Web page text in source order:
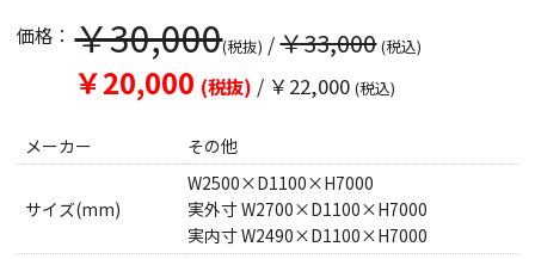
価格： ￥30,000(税抜) /￥33,000 (税込)
￥20,000 (税抜) / ￥22,000 (税込)
メーカー その他
サイズ(mm)
W2500×D1100×H7000
実外寸 W2700×D1100×H7000
実内寸 W2490×D1100×H7000